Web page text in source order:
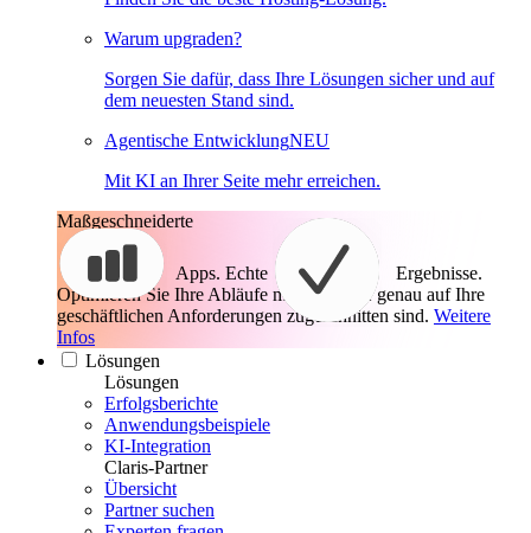
Warum upgraden?
Sorgen Sie dafür, dass Ihre Lösungen sicher und auf
dem neuesten Stand sind.
Agentische EntwicklungNEU
Mit KI an Ihrer Seite mehr erreichen.
Maßgeschneiderte
Apps. Echte
Ergebnisse.
Optimieren Sie Ihre Abläufe mit Apps, die genau auf Ihre
geschäftlichen Anforderungen zugeschnitten sind. Weitere
Infos
Lösungen
Lösungen
Erfolgsberichte
Anwendungsbeispiele
KI-Integration
Claris-Partner
Übersicht
Partner suchen